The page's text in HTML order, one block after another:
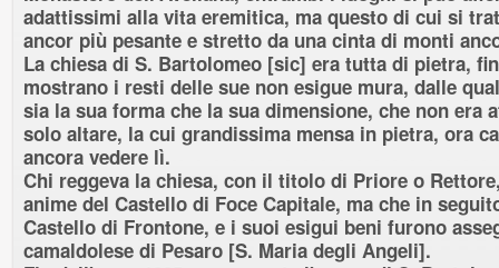
adattissimi alla vita eremitica, ma questo di cui si
ancor più pesante e stretto da una cinta di monti
La chiesa di S. Bartolomeo [sic] era tutta di pietra,
mostrano i resti delle sue non esigue mura, dalle
sia la sua forma che la sua dimensione, che non era
solo altare, la cui grandissima mensa in pietra, ora
ancora vedere lì.
Chi reggeva la chiesa, con il titolo di Priore o
anime del Castello di Foce Capitale, ma che in
Castello di Frontone, e i suoi esigui beni furono
camaldolese di Pesaro [S. Maria degli Angeli].